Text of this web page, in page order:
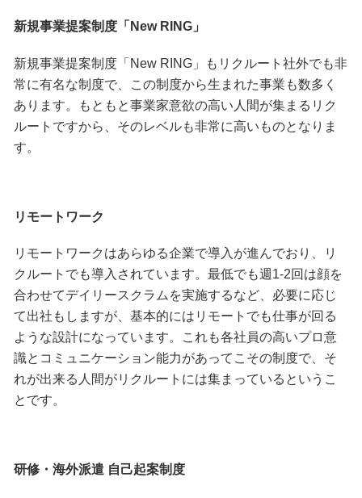
新規事業提案制度「New RING」
新規事業提案制度「New RING」もリクルート社外でも非
常に有名な制度で、この制度から生まれた事業も数多く
あります。もともと事業家意欲の高い人間が集まるリク
ルートですから、そのレベルも非常に高いものとなりま
す。
リモートワーク
リモートワークはあらゆる企業で導入が進んでおり、リ
クルートでも導入されています。最低でも週1-2回は顔を
合わせてデイリースクラムを実施するなど、必要に応じ
て出社もしますが、基本的にはリモートでも仕事が回る
ような設計になっています。これも各社員の高いプロ意
識とコミュニケーション能力があってこその制度で、そ
れが出来る人間がリクルートには集まっているというこ
とです。
研修・海外派遣 自己起案制度